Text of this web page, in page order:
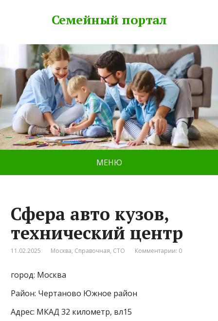
Семейный портал
МЕНЮ
Сфера авто кузов,
технический центр
11.02.2025 Москва, Справочная, СТО Комментарии: 0
город: Москва
Район: Чертаново Южное район
Адрес: МКАД 32 километр, вл15